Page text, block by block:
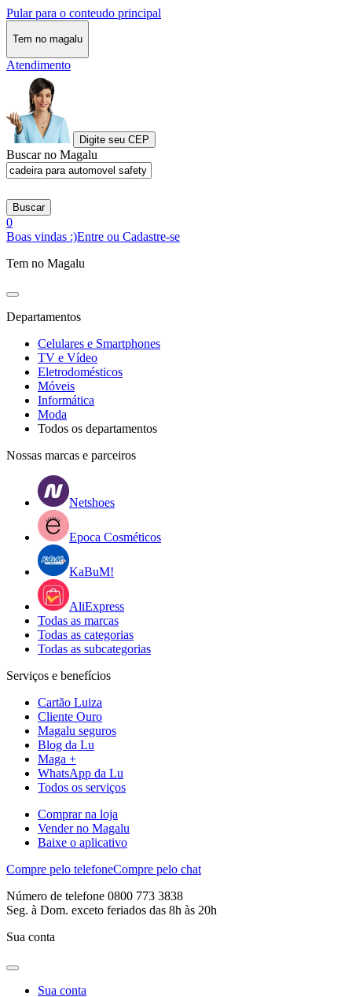
Pular para o conteudo principal
Tem no magalu
Atendimento
Digite seu CEP
Buscar no Magalu
Buscar
0
Boas vindas :)Entre ou Cadastre-se
Tem no Magalu
Departamentos
Celulares e Smartphones
TV e Vídeo
Eletrodomésticos
Móveis
Informática
Moda
Todos os departamentos
Nossas marcas e parceiros
Netshoes
Epoca Cosméticos
KaBuM!
AliExpress
Todas as marcas
Todas as categorias
Todas as subcategorias
Serviços e benefícios
Cartão Luiza
Cliente Ouro
Magalu seguros
Blog da Lu
Maga +
WhatsApp da Lu
Todos os serviços
Comprar na loja
Vender no Magalu
Baixe o aplicativo
Compre pelo telefoneCompre pelo chat
Número de telefone 0800 773 3838
Seg. à Dom. exceto feriados das 8h às 20h
Sua conta
Sua conta